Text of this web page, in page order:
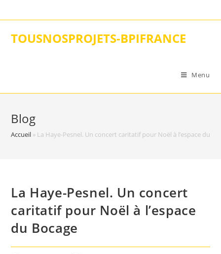
to
TOUSNOSPROJETS-BPIFRANCE
Menu
Blog
Accueil » La Haye-Pesnel. Un concert caritatif pour Noël à l’espace du
La Haye-Pesnel. Un concert
caritatif pour Noël à l’espace
du Bocage